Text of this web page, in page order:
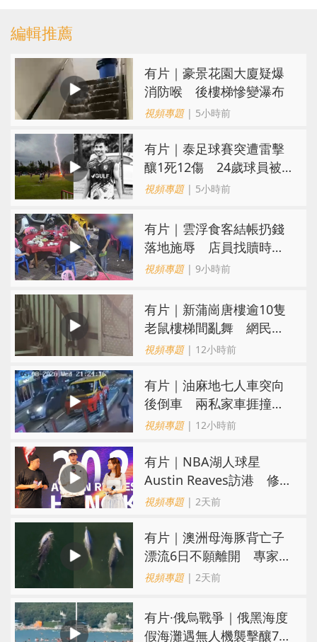
編輯推薦
有片｜豪景花園大廈疑爆
消防喉 後樓梯慘變瀑布
視頻專題| 5小時前
有片｜泰足球賽突遭雷擊
釀1死12傷 24歲球員被
閃電劈中亡
視頻專題| 5小時前
​有片｜雲浮食客結帳扔錢
落地施辱 店員找贖時還
施彼身獲老闆肯定
視頻專題| 9小時前
有片｜新蒲崗唐樓逾10隻
老鼠樓梯間亂舞 網民嚇
親：每次經過都要好大勇
視頻專題| 12小時前
有片｜油麻地七人車突向
後倒車 兩私家車捱撞
司機不顧而去
視頻專題| 12小時前
有片｜NBA湖人球星
Austin Reaves訪港 修
頓與青少年交流球技
視頻專題| 2天前
有片｜澳洲母海豚背亡子
漂流6日不願離開 專家：
極度悲傷下的哀悼行為
視頻專題| 2天前
​有片·俄烏戰爭｜俄黑海度
假海灘遇無人機襲擊釀7死